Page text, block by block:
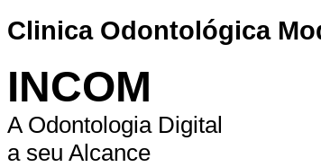
Clinica Odontológica
INCOM
A Odontologia Digital
a seu Alcance